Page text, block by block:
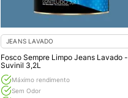
JEANS LAVADO
Fosco Sempre Limpo Jeans Lavado -
Suvinil 3,2L
Máximo rendimento
Sem Odor